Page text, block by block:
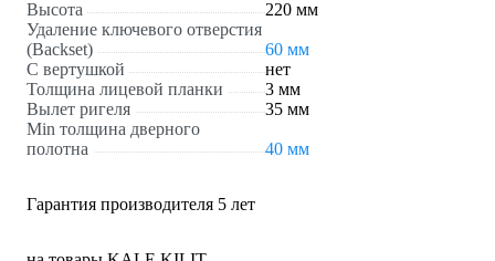
Высота
220 мм
Удаление ключевого отверстия
(Backset)
60 мм
С вертушкой
нет
Толщина лицевой планки
3 мм
Вылет ригеля
35 мм
Min толщина дверного
полотна
40 мм
Гарантия производителя 5 лет